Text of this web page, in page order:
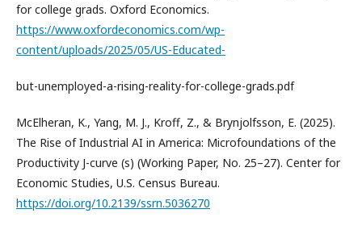
for college grads. Oxford Economics.
https://www.oxfordeconomics.com/wp-
content/uploads/2025/05/US-Educated-
but-unemployed-a-rising-reality-for-college-grads.pdf
McElheran, K., Yang, M. J., Kroff, Z., & Brynjolfsson, E. (2025).
The Rise of Industrial AI in America: Microfoundations of the
Productivity J-curve (s) (Working Paper, No. 25–27). Center for
Economic Studies, U.S. Census Bureau.
https://doi.org/10.2139/ssrn.5036270